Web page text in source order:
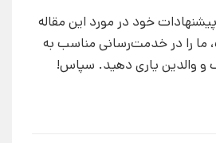
پیشنهادات خود در مورد این مقاله
ما را در خدمت‌رسانی مناسب به
و والدین یاری دهید. سپاس!